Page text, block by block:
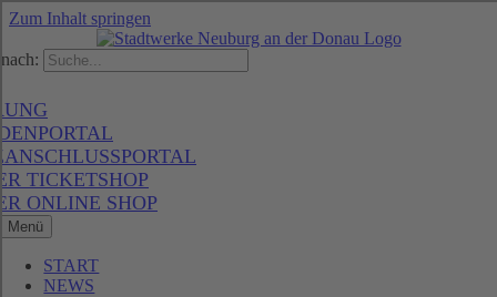
Zum Inhalt springen
TICKETSHOP
ONLINE SHOP
Menü
START
NEWS